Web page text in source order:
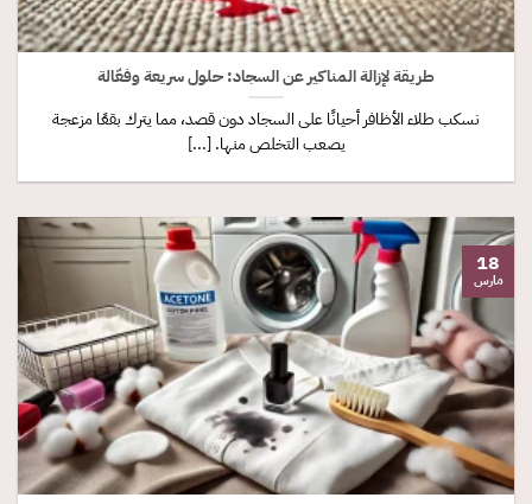
طريقة لإزالة المناكير عن السجاد: حلول سريعة وفعّالة
نسكب طلاء الأظافر أحيانًا على السجاد دون قصد، مما يترك بقعًا مزعجة
يصعب التخلص منها. [...]
18
مارس